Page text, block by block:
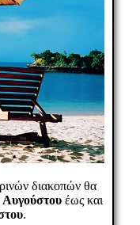
Designed &
διακοπών θα
έως και
.